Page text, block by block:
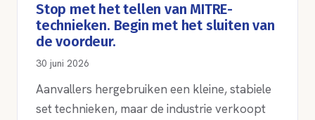
Stop met het tellen van MITRE-
technieken. Begin met het sluiten van
de voordeur.
30 juni 2026
Aanvallers hergebruiken een kleine, stabiele
set technieken, maar de industrie verkoopt